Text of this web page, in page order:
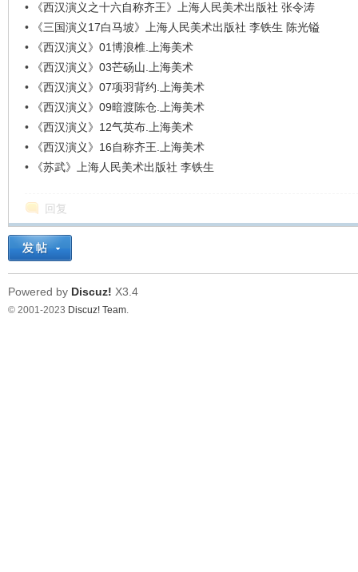
看
•
《西汉演义之十六自称齐王》上海人民美术出版社 张令涛
•
《三国演义17白马坡》上海人民美术出版社 李铁生 陈光镒
•
《西汉演义》01博浪椎.上海美术
•
《西汉演义》03芒砀山.上海美术
•
《西汉演义》07项羽背约.上海美术
•
《西汉演义》09暗渡陈仓.上海美术
•
《西汉演义》12气英布.上海美术
•
《西汉演义》16自称齐王.上海美术
•
《苏武》上海人民美术出版社 李铁生
回复
Powered by Discuz! X3.4
© 2001-2023 Discuz! Team.